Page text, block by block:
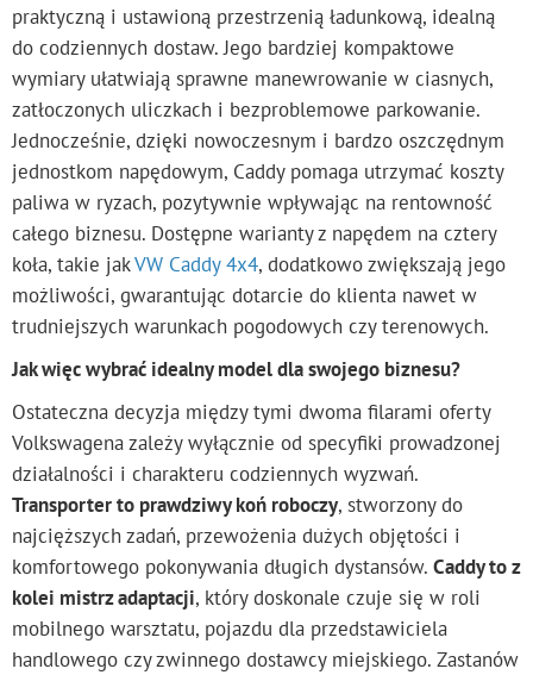
praktyczną i ustawioną przestrzenią ładunkową, idealną
do codziennych dostaw. Jego bardziej kompaktowe
wymiary ułatwiają sprawne manewrowanie w ciasnych,
zatłoczonych uliczkach i bezproblemowe parkowanie.
Jednocześnie, dzięki nowoczesnym i bardzo oszczędnym
jednostkom napędowym, Caddy pomaga utrzymać koszty
paliwa w ryzach, pozytywnie wpływając na rentowność
całego biznesu. Dostępne warianty z napędem na cztery
koła, takie jakVW Caddy 4x4, dodatkowo zwiększają jego
możliwości, gwarantując dotarcie do klienta nawet w
trudniejszych warunkach pogodowych czy terenowych.
Jak więc wybrać idealny model dla swojego biznesu?
Ostateczna decyzja między tymi dwoma filarami oferty
Volkswagena zależy wyłącznie od specyfiki prowadzonej
działalności i charakteru codziennych wyzwań.
Transporter to prawdziwy koń roboczy, stworzony do
najcięższych zadań, przewożenia dużych objętości i
komfortowego pokonywania długich dystansów. Caddy to z
kolei mistrz adaptacji, który doskonale czuje się w roli
mobilnego warsztatu, pojazdu dla przedstawiciela
handlowego czy zwinnego dostawcy miejskiego. Zastanów